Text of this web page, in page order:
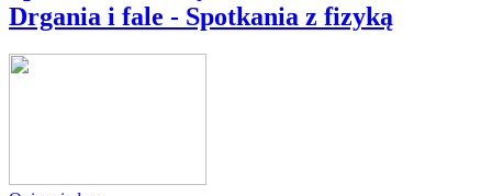
Drgania i fale - Spotkania z fizyką